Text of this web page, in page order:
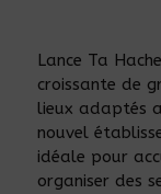
Lance Ta
croissante de
lieux adaptés
nouvel
idéale pour
organiser des